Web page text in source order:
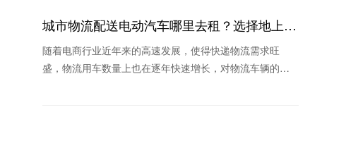
城市物流配送电动汽车哪里去租？选择地上铁
的理由
随着电商行业近年来的高速发展，使得快递物流需求旺
盛，物流用车数量上也在逐年快速增长，对物流车辆的性